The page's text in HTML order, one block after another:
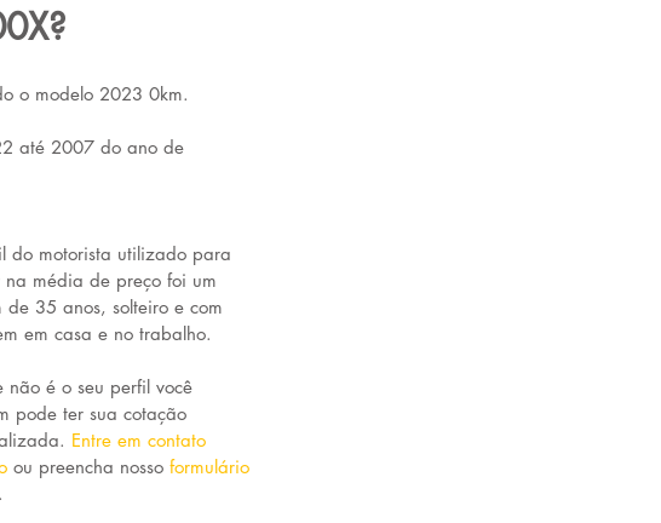
o modelo 2023 0km.
até 2007 do ano de
do motorista utilizado para
na média de preço foi um
de 35 anos, solteiro e com
em casa e no trabalho.
não é o seu perfil você
pode ter sua cotação
Entre em contato
ou preencha nosso formulário
.